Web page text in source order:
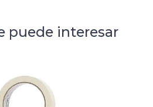
puede interesar